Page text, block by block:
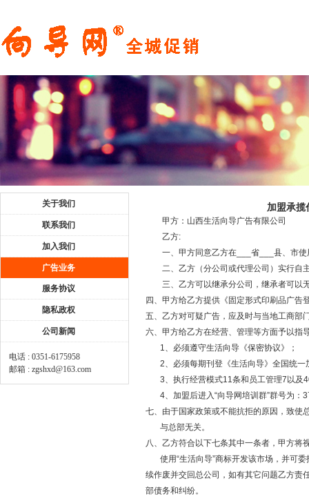
关于我们
联系我们
加入我们
广告业务
服务协议
隐私政权
公司新闻
电话 : 0351-6175958
邮箱 : zgshxd@163.com
加盟承揽
甲方：山西生活向导广告有限公司
乙方:
一、甲方同意乙方在___省___县、市
二、乙方（分公司或代理公司）实行自
三、乙方可以继承分公司，继承者可
四、甲方给乙方提供《固定形式印刷品广告
五、乙方对可疑广告，应及时与当地工商
六、甲方给乙方在经营、管理等方面予以指
1、必须遵守生活向导《保密协议》；
2、必须每期刊登《生活向导》全国统一
3、执行经营模式11条和员工管理7以及
4、加盟后进入“向导网培训群”群号为：
七、由于国家政策或不能抗拒的原因，致使
与总部无关。
八、乙方符合以下七条其中一条者，甲方将
使用“生活向导”商标开发该市场，并可
续作废并交回总公司，如有其它问题乙方责
部债务和纠纷。